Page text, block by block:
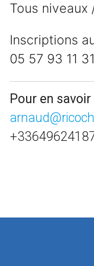
Tous
Inscriptions
05 57 93 11 31
Pour en